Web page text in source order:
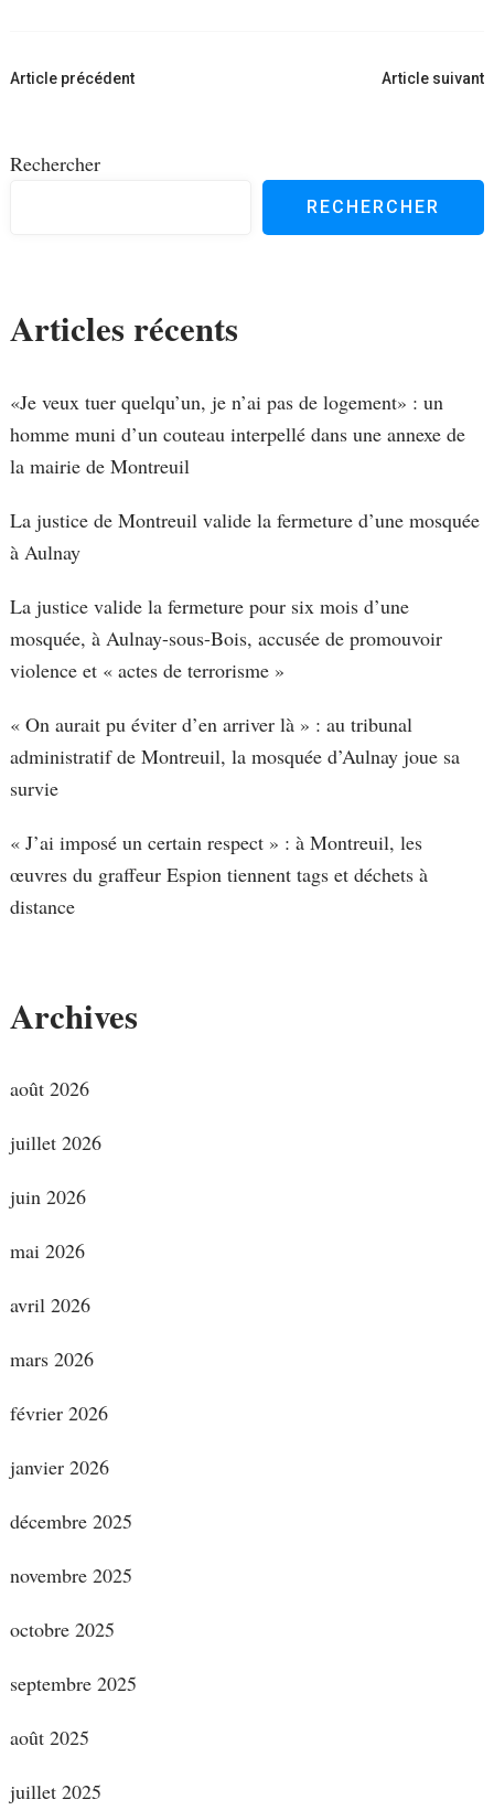
Navigation
Article précédent Article suivant
Rechercher
RECHERCHER
Articles récents
«Je veux tuer quelqu’un, je n’ai pas de logement» : un
homme muni d’un couteau interpellé dans une annexe de
la mairie de Montreuil
La justice de Montreuil valide la fermeture d’une mosquée
à Aulnay
La justice valide la fermeture pour six mois d’une
mosquée, à Aulnay-sous-Bois, accusée de promouvoir
violence et « actes de terrorisme »
« On aurait pu éviter d’en arriver là » : au tribunal
administratif de Montreuil, la mosquée d’Aulnay joue sa
survie
« J’ai imposé un certain respect » : à Montreuil, les
œuvres du graffeur Espion tiennent tags et déchets à
distance
Archives
août 2026
juillet 2026
juin 2026
mai 2026
avril 2026
mars 2026
février 2026
janvier 2026
décembre 2025
novembre 2025
octobre 2025
septembre 2025
août 2025
juillet 2025